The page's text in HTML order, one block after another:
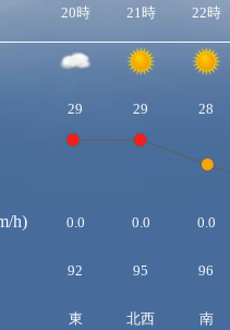
h)
20時 21時 22時
29 29 28
0.0 0.0 0.0
92 95 96
東 北西 南